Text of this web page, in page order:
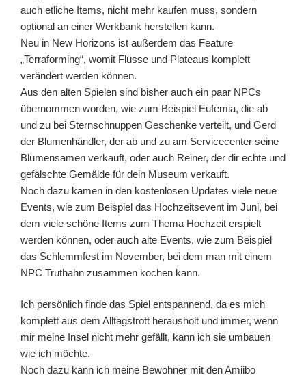
auch etliche Items, nicht mehr kaufen muss, sondern
optional an einer Werkbank herstellen kann.
Neu in New Horizons ist außerdem das Feature
„Terraforming“, womit Flüsse und Plateaus komplett
verändert werden können.
Aus den alten Spielen sind bisher auch ein paar NPCs
übernommen worden, wie zum Beispiel Eufemia, die ab
und zu bei Sternschnuppen Geschenke verteilt, und Gerd
der Blumenhändler, der ab und zu am Servicecenter seine
Blumensamen verkauft, oder auch Reiner, der dir echte und
gefälschte Gemälde für dein Museum verkauft.
Noch dazu kamen in den kostenlosen Updates viele neue
Events, wie zum Beispiel das Hochzeitsevent im Juni, bei
dem viele schöne Items zum Thema Hochzeit erspielt
werden können, oder auch alte Events, wie zum Beispiel
das Schlemmfest im November, bei dem man mit einem
NPC Truthahn zusammen kochen kann.
Ich persönlich finde das Spiel entspannend, da es mich
komplett aus dem Alltagstrott herausholt und immer, wenn
mir meine Insel nicht mehr gefällt, kann ich sie umbauen
wie ich möchte.
Noch dazu kann ich meine Bewohner mit den Amiibo